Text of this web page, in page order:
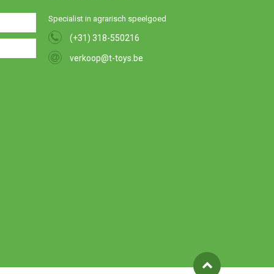
Specialist in agrarisch speelgoed
(+31) 318-550216
verkoop@t-toys.be